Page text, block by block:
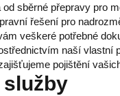
od sběrné přepravy pro
řešení pro
veškeré potřebné
naší vlastní
pojištění
služby